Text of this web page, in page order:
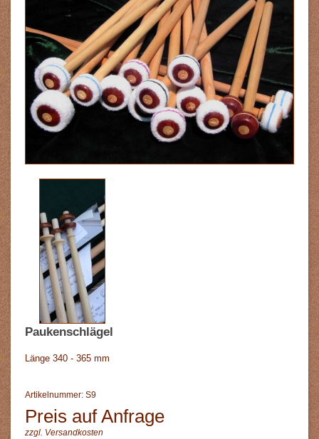
Paukenschlägel
Länge 340 - 365 mm
Artikelnummer: S9
Preis auf Anfrage
zzgl. Versandkosten